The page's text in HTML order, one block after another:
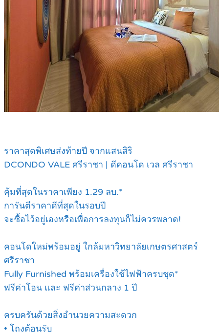
ราคาสุดพิเศษส่งท้ายปี จากแสนสิริ
DCONDO VALE ศรีราชา | ดีคอนโด เวล ศรีราชา
คุ้มที่สุดในราคาเพียง 1.29 ลบ.*
การันตีราคาดีที่สุดในรอบปี
จะซื้อไว้อยู่เองหรือเพื่อการลงทุนก็ไม่ควรพลาด!
คอนโดใหม่พร้อมอยู่ ใกล้มหาวิทยาลัยเกษตรศาสตร์
ศรีราชา
Fully Furnished พร้อมเครื่องใช้ไฟฟ้าครบชุด*
ฟรีค่าโอน และ ฟรีค่าส่วนกลาง 1 ปี
ครบครันด้วยสิ่งอำนวยความสะดวก
• โถงต้อนรับ